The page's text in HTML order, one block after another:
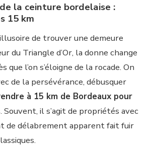
la ceinture bordelaise :
15 km
de trouver une demeure
du Triangle d’Or, la donne change
que l’on s’éloigne de la rocade. On
de la persévérance, débusquer
à 15 km de Bordeaux pour
. Souvent, il s’agit de propriétés avec
de délabrement apparent fait fuir